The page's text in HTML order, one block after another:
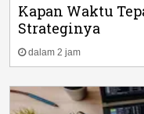
Kapan Waktu
Strateginya
dalam 2 jam